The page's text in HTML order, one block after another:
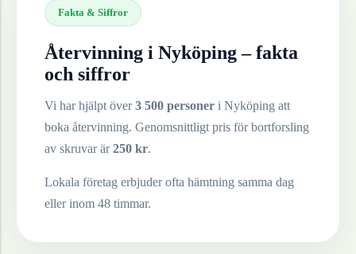
Fakta & Siffror
Återvinning i Nyköping– fakta
och siffror
Vi har hjälpt över3 500 personer i Nyköping att
boka återvinning. Genomsnittligt pris för bortforsling
av skruvarär250 kr.
Lokala företag erbjuder ofta hämtning samma dag
eller inom 48 timmar.